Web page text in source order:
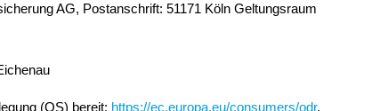
AG, Postanschrift: 51171 Köln Geltungsraum
(OS) bereit: https://ec.europa.eu/consumers/odr.